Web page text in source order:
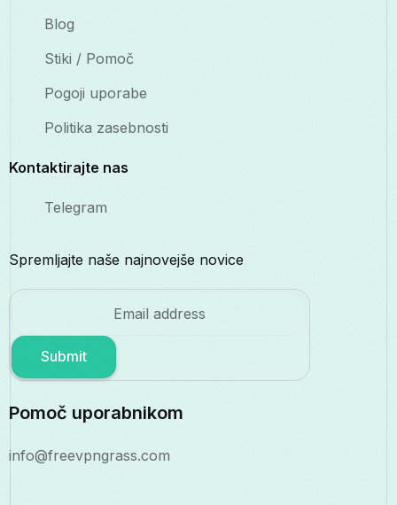
Blog
Stiki / Pomoč
Pogoji uporabe
Politika zasebnosti
Kontaktirajte nas
Telegram
Spremljajte naše najnovejše novice
Submit
Pomoč uporabnikom
info@freevpngrass.com